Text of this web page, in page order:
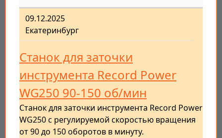
09.12.2025
Екатеринбург
Станок для заточки
инструмента Record Power
WG250 90-150 об/мин
Станок для заточки инструмента Record Power
WG250 с регулируемой скоростью вращения
от 90 до 150 оборотов в минуту.